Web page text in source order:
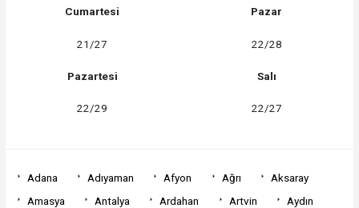
Cumartesi
21/27
Pazar
22/28
Pazartesi
22/29
Salı
22/27
Adana Adıyaman Afyon Ağrı
Aksaray
Amasya
Antalya Ardahan Artvin
Aydın